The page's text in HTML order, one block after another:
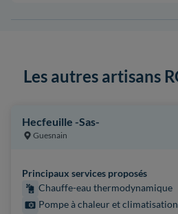
Les autres artisans
Hecfeuille -Sas-
Guesnain
Principaux services proposés
Chauffe-eau thermodynamique
Pompe à chaleur et climatisation